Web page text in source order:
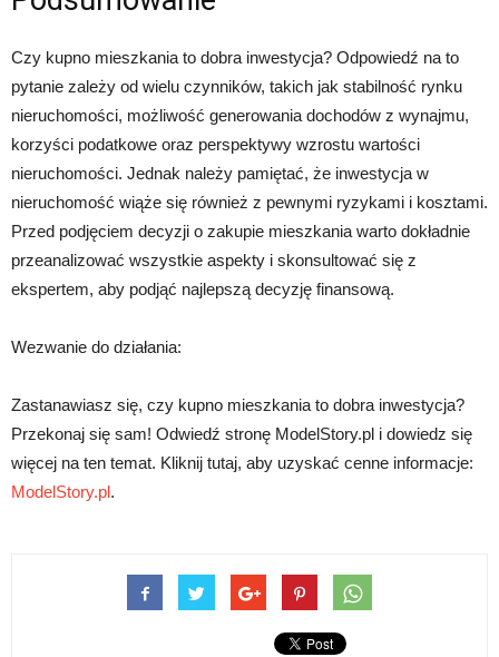
Czy kupno mieszkania to dobra inwestycja? Odpowiedź na to
pytanie zależy od wielu czynników, takich jak stabilność rynku
nieruchomości, możliwość generowania dochodów z wynajmu,
korzyści podatkowe oraz perspektywy wzrostu wartości
nieruchomości. Jednak należy pamiętać, że inwestycja w
nieruchomość wiąże się również z pewnymi ryzykami i kosztami.
Przed podjęciem decyzji o zakupie mieszkania warto dokładnie
przeanalizować wszystkie aspekty i skonsultować się z
ekspertem, aby podjąć najlepszą decyzję finansową.
Wezwanie do działania:
Zastanawiasz się, czy kupno mieszkania to dobra inwestycja?
Przekonaj się sam! Odwiedź stronę ModelStory.pl i dowiedz się
więcej na ten temat. Kliknij tutaj, aby uzyskać cenne informacje:
ModelStory.pl.